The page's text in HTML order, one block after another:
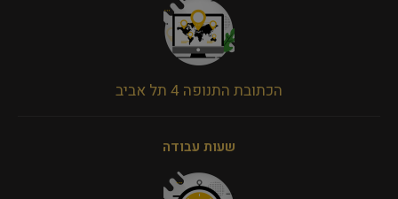
הכתובת התנופה 4 תל אביב
שעות עבודה